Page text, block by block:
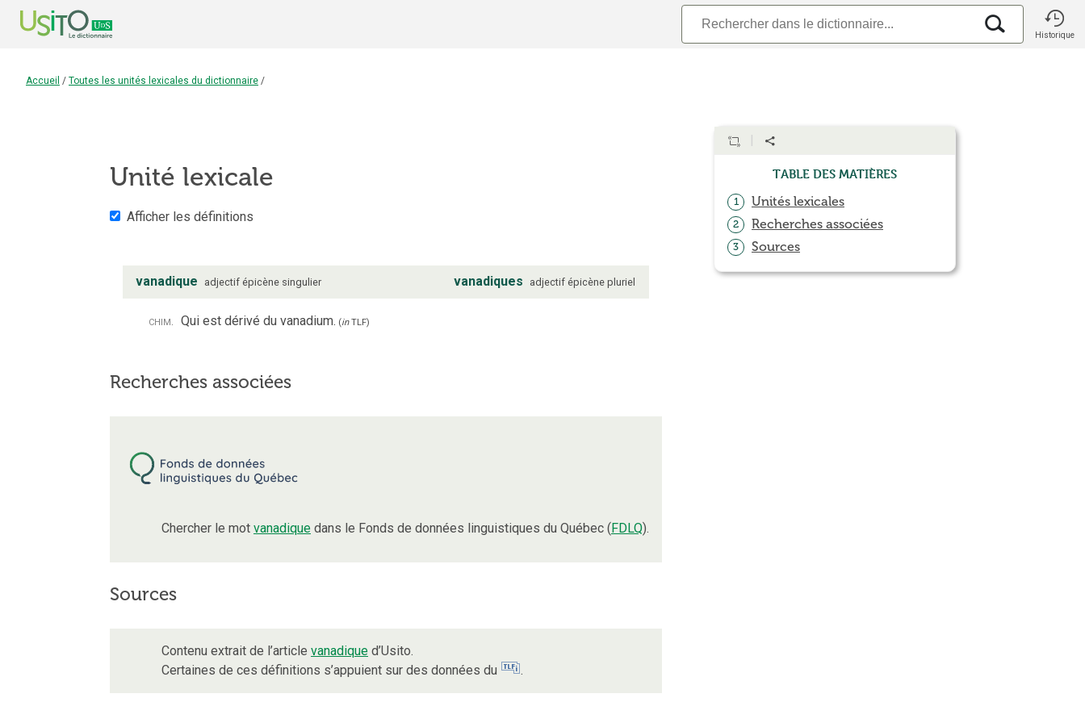
Historique
Accueil / Toutes les unités lexicales du dictionnaire /
Unité lexicale
Afficher les définitions
vanadique adjectif épicène singulier vanadiques adjectif épicène pluriel
chim. Qui est dérivé du vanadium. (inTLF)
Recherches associées
Chercher le mot vanadique dans le Fonds de données linguistiques du Québec (FDLQ).
Sources
Contenu extrait de l’article vanadique d’Usito.
Certaines de ces définitions s’appuient sur des données du
.
Table des matières
1 Unités lexicales
2 Recherches associées
3 Sources